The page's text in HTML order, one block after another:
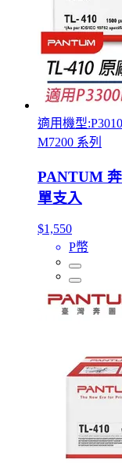
適用機型
M7200 系列
PANTUM
單支入
$1,550
P幣